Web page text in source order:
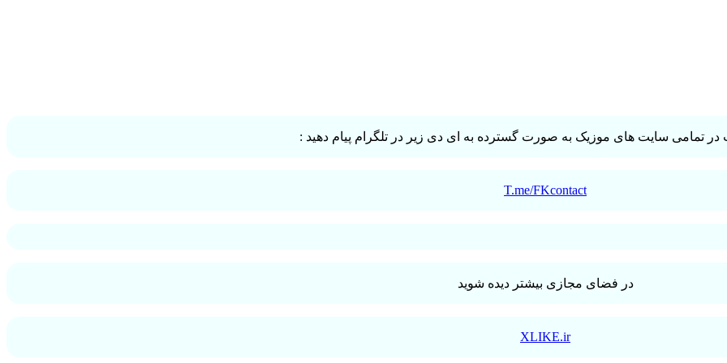
در تمامی سایت های موزیک به صورت گسترده به ای دی زیر در تلگرام پیام دهید :
T.me/FKcontact
در فضای مجازی بیشتر دیده شوید
XLIKE.ir